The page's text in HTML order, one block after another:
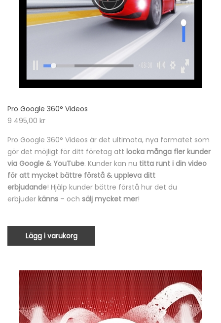
Pro Google 360° Videos
9 495,00 kr
Pro Google 360° Videos är det ultimata, nya formatet som
gör det möjligt för ditt företag att locka många fler kunder
via Google & YouTube. Kunder kan nu titta runt i din video
för att mycket bättre förstå & uppleva ditt
erbjudande! Hjälp kunder bättre förstå hur det du
erbjuder känns – och sälj mycket mer!
Lägg i varukorg